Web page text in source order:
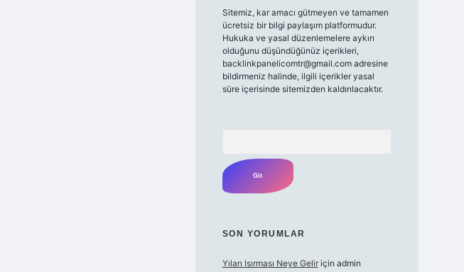
Sitemiz, kar amacı gütmeyen ve tamamen
ücretsiz bir bilgi paylaşım platformudur.
Hukuka ve yasal düzenlemelere aykırı
olduğunu düşündüğünüz içerikleri,
backlinkpanelicomtr@gmail.comadresine
bildirmeniz halinde, ilgili içerikler yasal
süre içerisinde sitemizden kaldırılacaktır.
SON YORUMLAR
Yılan Isırması Neye Geliriçin admin